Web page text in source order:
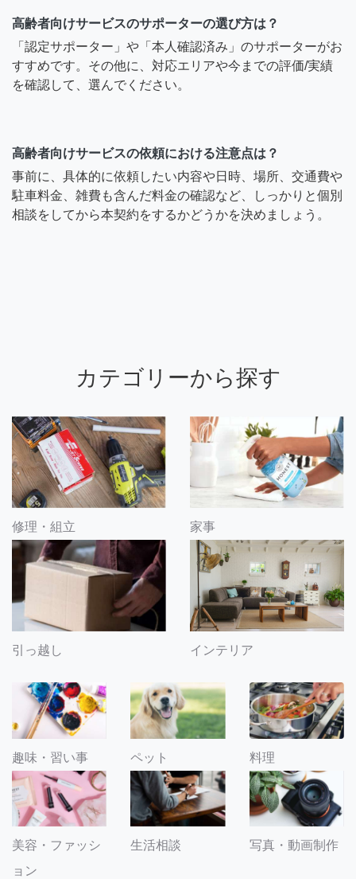
高齢者向けサービスのサポーターの選び方は？
「認定サポーター」や「本人確認済み」のサポーターがお
すすめです。その他に、対応エリアや今までの評価/実績
を確認して、選んでください。
高齢者向けサービスの依頼における注意点は？
事前に、具体的に依頼したい内容や日時、場所、交通費や
駐車料金、雑費も含んだ料金の確認など、しっかりと個別
相談をしてから本契約をするかどうかを決めましょう。
カテゴリーから探す
修理・組立 家事
引っ越し インテリア
趣味・習い事 ペット 料理
美容・ファッシ
ョン
生活相談 写真・動画制作